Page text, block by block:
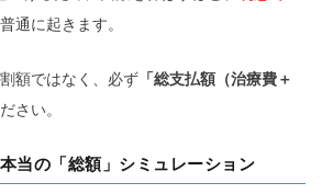
通に起きます。
額ではなく、必ず 「総支払額（治療費＋
さい。
当の「総額」シミュレーション